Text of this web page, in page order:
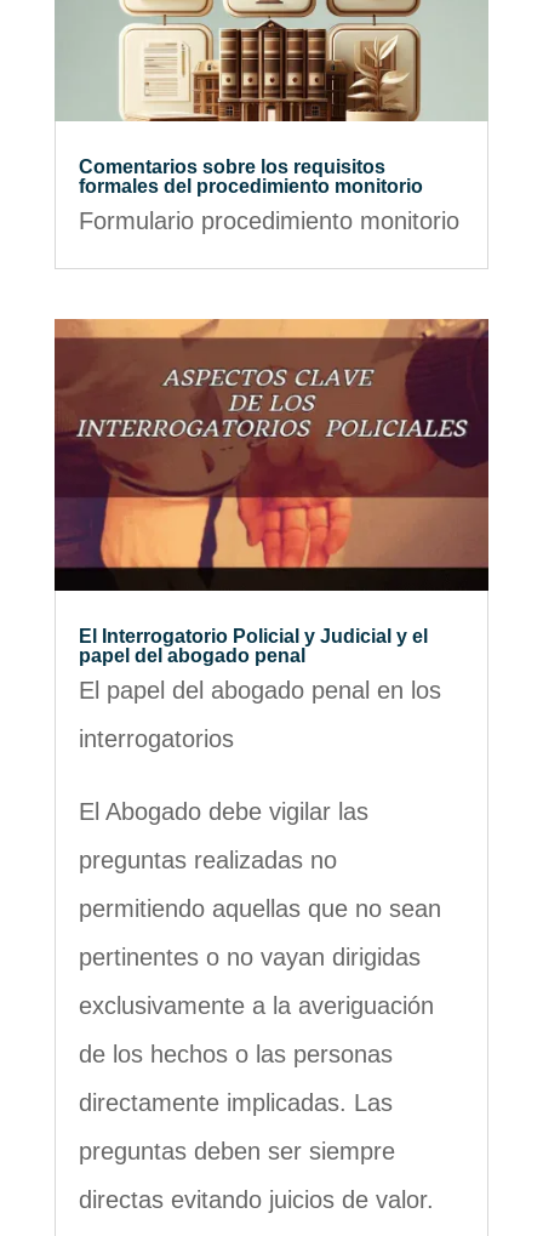
Comentarios sobre los requisitos
formales del procedimiento monitorio
Formulario procedimiento monitorio
El Interrogatorio Policial y Judicial y el
papel del abogado penal
El papel del abogado penal en los
interrogatorios
El Abogado debe vigilar las
preguntas realizadas no
permitiendo aquellas que no sean
pertinentes o no vayan dirigidas
exclusivamente a la averiguación
de los hechos o las personas
directamente implicadas. Las
preguntas deben ser siempre
directas evitando juicios de valor.